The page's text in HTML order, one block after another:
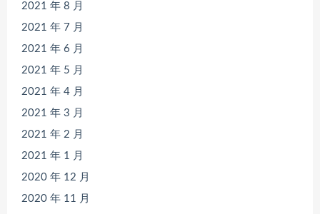
2021 年 8 月
2021 年 7 月
2021 年 6 月
2021 年 5 月
2021 年 4 月
2021 年 3 月
2021 年 2 月
2021 年 1 月
2020 年 12 月
2020 年 11 月